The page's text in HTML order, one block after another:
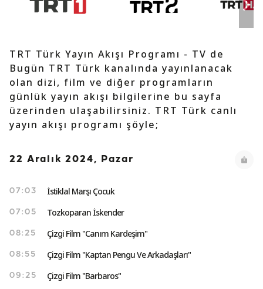
TRT Türk Yayın Akışı Programı - TV de
Bugün TRT Türk kanalında yayınlanacak
olan dizi, film ve diğer programların
günlük yayın akışı bilgilerine bu sayfa
üzerinden ulaşabilirsiniz. TRT Türk canlı
yayın akışı programı şöyle;
22 Aralık 2024, Pazar
07:03 İstiklal Marşı Çocuk
07:05 Tozkoparan İskender
08:25 Çizgi Film "Canım Kardeşim"
08:55 Çizgi Film "Kaptan Pengu Ve Arkadaşları"
09:25 Çizgi Film "Barbaros"